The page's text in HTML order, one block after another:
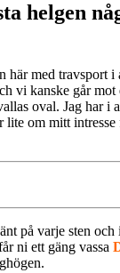
helgen
här med travsport i
vi kanske går mot
oval. Jag har i
lite om mitt intresse
på varje sten och
ni ett gäng vassa